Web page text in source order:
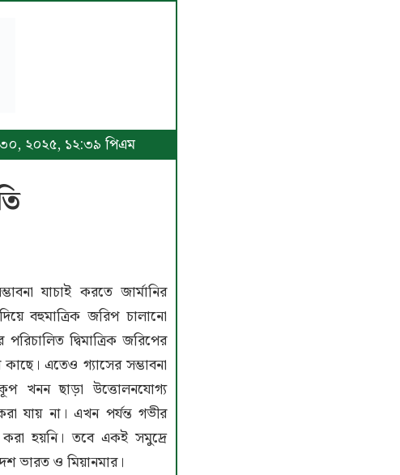
৩০, ২০২৫, ১২:৩৯ পিএম
যাচাই করতে জার্মানির
বহুমাত্রিক জরিপ চালানো
দ্বিমাত্রিক জরিপের
এতেও গ্যাসের সম্ভাবনা
খনন ছাড়া উত্তোলনযোগ্য
যায় না। এখন পর্যন্ত গভীর
হয়নি। তবে একই সমুদ্রে
ভারত ও মিয়ানমার।